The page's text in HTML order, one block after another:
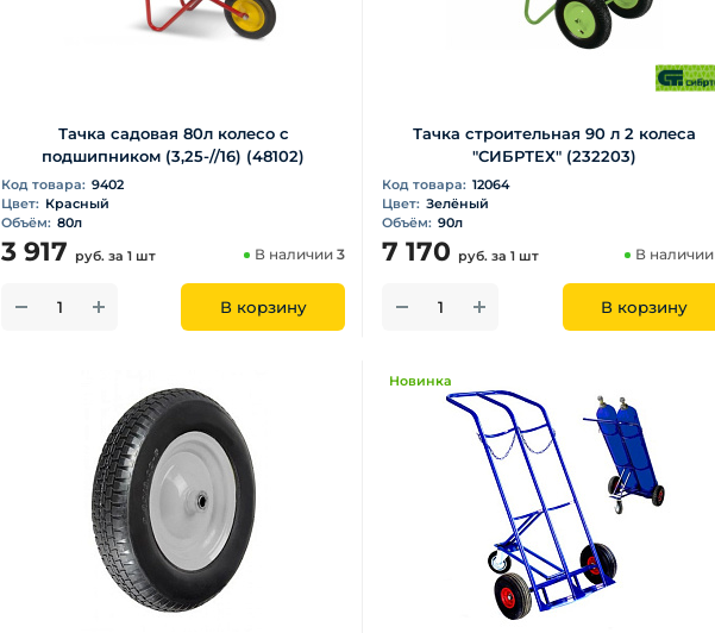
Тачка садовая 80л колесо с
подшипником (3,25-//16) (48102)
Код товара: 9402
Цвет: Красный
Объём: 80л
3 917 руб. за 1 шт В наличии3
В корзину
Тачка строительная 90 л 2 колеса
"СИБРТЕХ" (232203)
Код товара: 12064
Цвет: Зелёный
Объём: 90л
7 170 руб.за 1 шт В наличии
В корзину
Новинка